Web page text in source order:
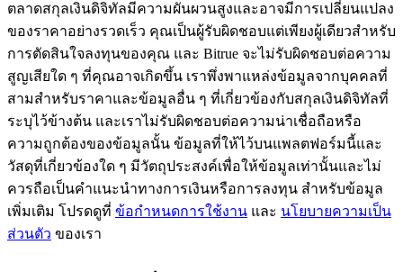
พาวเวอร์พิกกี้
รับรางวัลการแข่งขันทุกวัน
ตลาดสกุลเงินดิจิทัลมีความผันผวนสูงและอาจมีการเปลี่ยนแปลง
ของราคาอย่างรวดเร็ว คุณเป็นผู้รับผิดชอบแต่เพียงผู้เดียวสำหรับ
การตัดสินใจลงทุนของคุณ และ Bitrue จะไม่รับผิดชอบต่อความ
สูญเสียใด ๆ ที่คุณอาจเกิดขึ้น เราพึ่งพาแหล่งข้อมูลจากบุคคลที่
สามสำหรับราคาและข้อมูลอื่น ๆ ที่เกี่ยวข้องกับสกุลเงินดิจิทัลที่
ระบุไว้ข้างต้น และเราไม่รับผิดชอบต่อความน่าเชื่อถือหรือ
ความถูกต้องของข้อมูลนั้น ข้อมูลที่ให้ไว้บนแพลตฟอร์มนี้และ
วัสดุที่เกี่ยวข้องใด ๆ มีวัตถุประสงค์เพื่อให้ข้อมูลเท่านั้นและไม่
ควรถือเป็นคำแนะนำทางการเงินหรือการลงทุน สำหรับข้อมูล
เพิ่มเติม โปรดดูที่ ข้อกำหนดการใช้งาน และ นโยบายความเป็น
ส่วนตัว ของเรา